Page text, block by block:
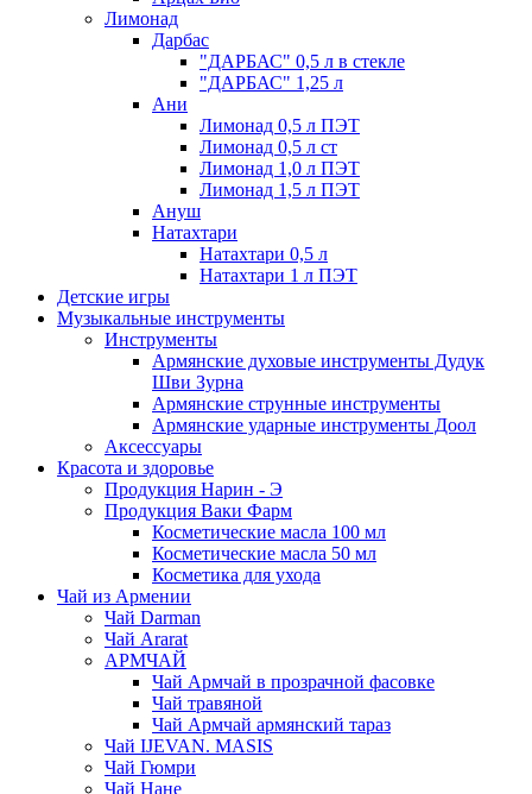
Лимонад
Дарбас
"ДАРБАС" 0,5 л в стекле
"ДАРБАС" 1,25 л
Ани
Лимонад 0,5 л ПЭТ
Лимонад 0,5 л ст
Лимонад 1,0 л ПЭТ
Лимонад 1,5 л ПЭТ
Ануш
Натахтари
Натахтари 0,5 л
Натахтари 1 л ПЭТ
Детские игры
Музыкальные инструменты
Инструменты
Армянские духовые инструменты Дудук
Шви Зурна
Армянские струнные инструменты
Армянские ударные инструменты Доол
Аксессуары
Красота и здоровье
Продукция Нарин - Э
Продукция Ваки Фарм
Косметические масла 100 мл
Косметические масла 50 мл
Косметика для ухода
Чай из Армении
Чай Darman
Чай Ararat
АРМЧАЙ
Чай Армчай в прозрачной фасовке
Чай травяной
Чай Армчай армянский тараз
Чай IJEVAN. MASIS
Чай Гюмри
Чай Нане